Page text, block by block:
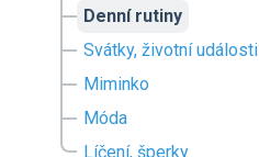
Denní rutiny
Svátky, životní události
Miminko
Móda
Líčení, šperky